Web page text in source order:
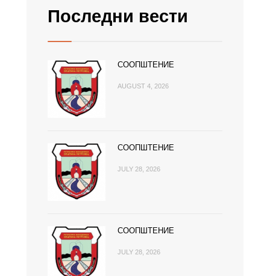
Последни вести
СООПШТЕНИЕ
AUGUST 4, 2026
СООПШТЕНИЕ
JULY 28, 2026
СООПШТЕНИЕ
JULY 28, 2026